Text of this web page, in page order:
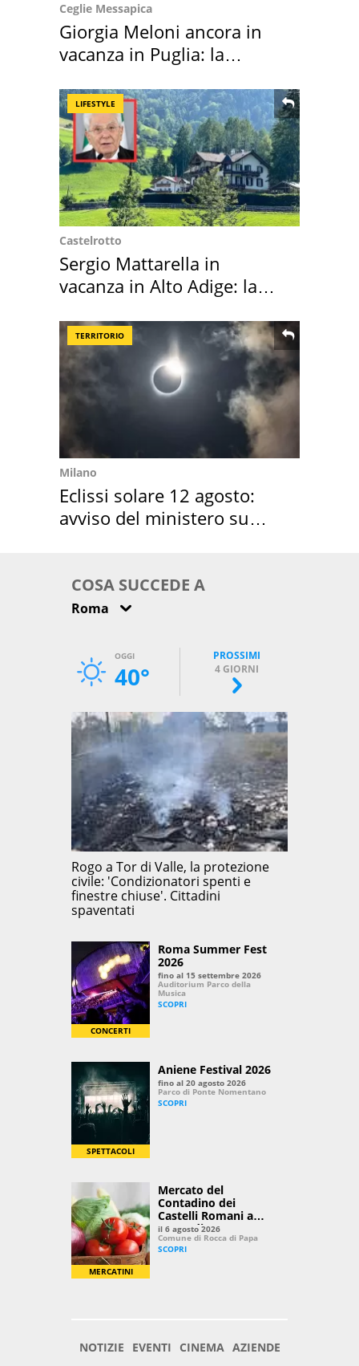
Ceglie Messapica
Giorgia Meloni ancora in
vacanza in Puglia: la
LIFESTYLE
Castelrotto
Sergio Mattarella in
vacanza in Alto Adige: la
TERRITORIO
Milano
Eclissi solare 12 agosto:
avviso del ministero su